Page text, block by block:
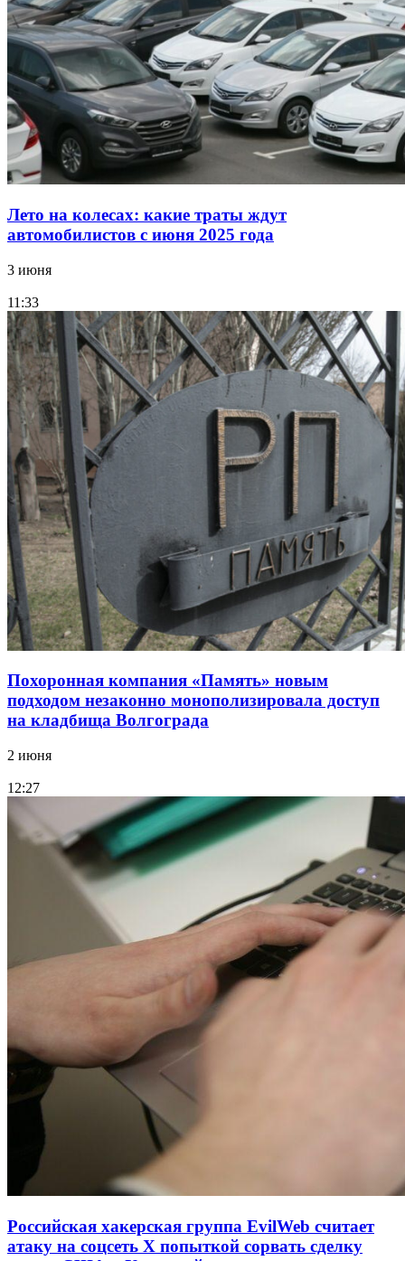
Лето на колесах: какие траты ждут
автомобилистов с июня 2025 года
3 июня
11:33
Похоронная компания «Память» новым
подходом незаконно монополизировала доступ
на кладбища Волгограда
2 июня
12:27
Российская хакерская группа EvilWeb считает
атаку на соцсеть Х попыткой сорвать сделку